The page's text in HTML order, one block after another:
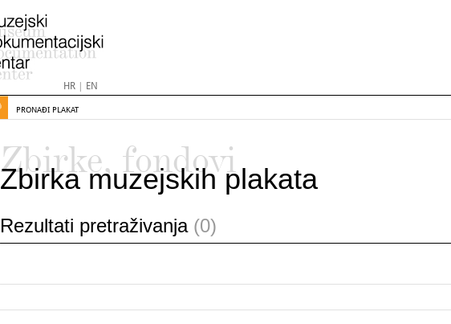
HR| EN
PRONAĐI PLAKAT
Zbirke, fondovi
Zbirka muzejskih plakata
Rezultati pretraživanja (0)